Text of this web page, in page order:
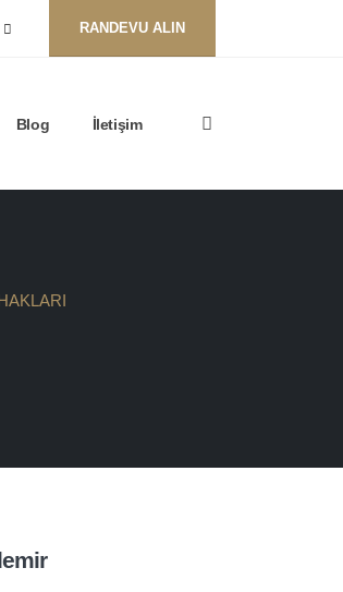
RANDEVU ALIN
Blog İletişim